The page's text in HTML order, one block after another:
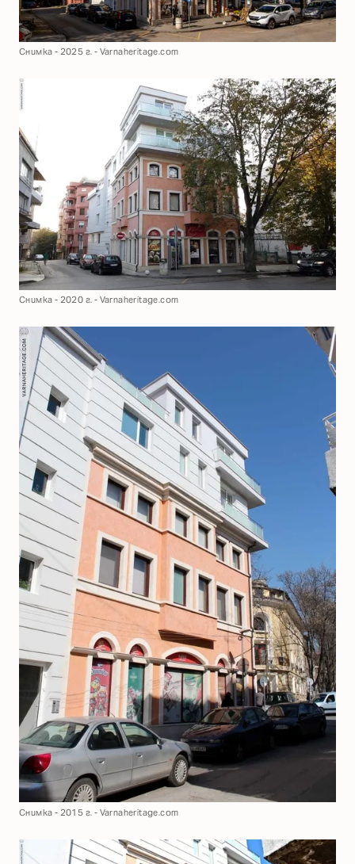
Снимка - 2025 г. - Varnaheritage.com
Снимка - 2020 г. - Varnaheritage.com
Снимка - 2015 г. - Varnaheritage.com